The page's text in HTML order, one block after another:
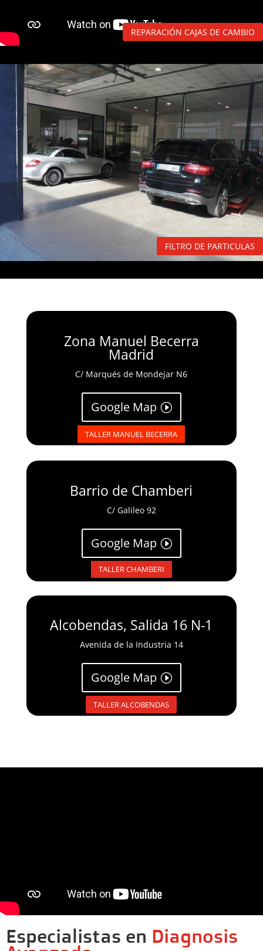
REPARACIÓN CAJAS DE CAMBIO
FILTRO DE PARTICULAS
Zona Manuel Becerra
Madrid
C/ Marqués de Mondejar N6
Google Map
TALLER MANUEL BECERRA
Barrio de Chamberi
C/ Galileo 92
Google Map
TALLER CHAMBERI
Alcobendas, Salida 16 N-1
Avenida de la Industria 14
Google Map
TALLER ALCOBENDAS
Especialistas en Diagnosis